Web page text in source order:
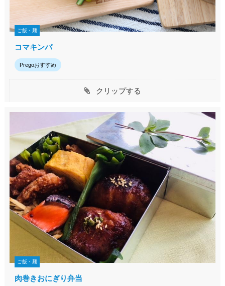
ご飯・麺
コマキンパ
Pregoおすすめ
クリップする
ご飯・麺
肉巻きおにぎり弁当